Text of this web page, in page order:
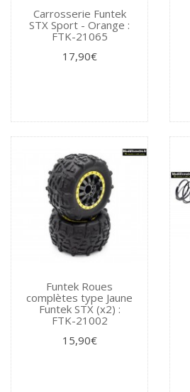
Carrosserie Funtek
STX Sport - Orange :
FTK-21065
17,90€
Funtek Roues
complètes type Jaune
Funtek STX (x2) :
FTK-21002
15,90€